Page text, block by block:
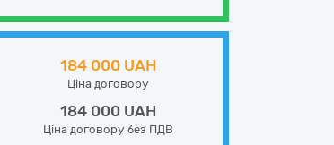
184 000 UAH
Ціна договору
184 000 UAH
Ціна договору без ПДВ